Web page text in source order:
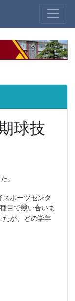
球技
。
ポーツセンタ
目で競い合いま
たが、どの学年